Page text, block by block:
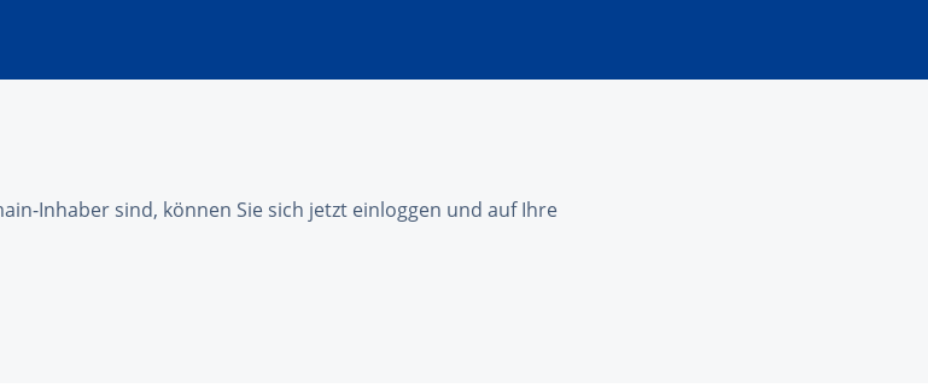
Inhaber sind, können Sie sich jetzt einloggen und auf Ihre